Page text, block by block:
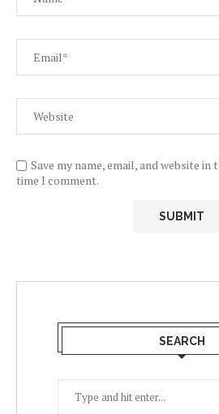
Save my name, email, and website
time I comment.
SEARCH